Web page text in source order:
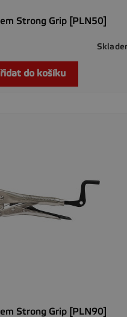
Strong Grip [PLN50]
do košíku
Strong Grip [PLN90]